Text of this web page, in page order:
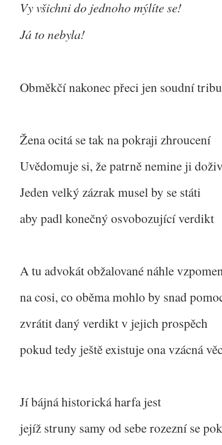
Vy všichni do jednoho mýlíte se!
Já to nebyla!
Obměkčí nakonec přeci jen soudní
Žena ocitá se tak na pokraji zhroucení
Uvědomuje si, že patrně nemine ji
Jeden velký zázrak musel by se státi
aby padl konečný osvobozující verdikt
A tu advokát obžalované náhle
na cosi, co oběma mohlo by snad
zvrátit daný verdikt v jejich prospěch
pokud tedy ještě existuje ona vzácná
Jí bájná historická harfa jest
jejíž struny samy od sebe rozezní se